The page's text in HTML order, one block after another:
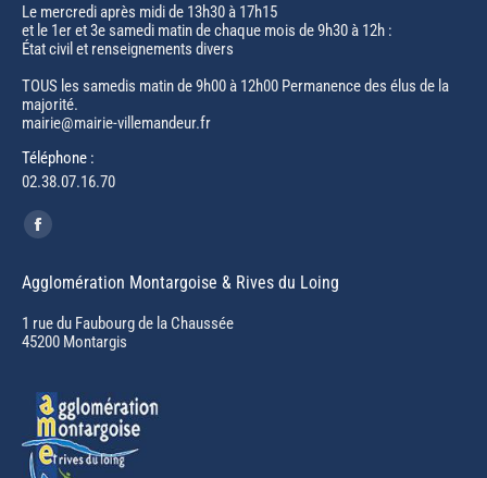
Le mercredi après midi de 13h30 à 17h15
et le 1er et 3e samedi matin de chaque mois de 9h30 à 12h :
État civil et renseignements divers
TOUS les samedis matin de 9h00 à 12h00 Permanence des élus de la
majorité.
mairie@mairie-villemandeur.fr
Téléphone :
02.38.07.16.70
Trouvez nous sur :
Facebook
opens
in
new
Agglomération Montargoise & Rives du Loing
1 rue du Faubourg de la Chaussée
45200 Montargis